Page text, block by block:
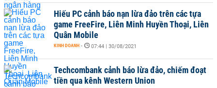
Hiếu PC cảnh báo nạn lừa đảo trên các tựa
game FreeFire, Liên Minh Huyền Thoại, Liên
Quân Mobile
KINH DOANH - 07:44 | 30/08/2021
Techcombank cảnh báo lừa đảo, chiếm đoạt
tiền qua kênh Western Union